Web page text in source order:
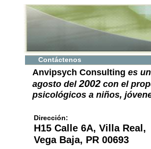
Anvipsych Consulting es
agosto del2002 con el
psicológicos a niños,
Dirección:
H15 Calle 6A, Villa Real,
Vega Baja, PR 00693
Contáctenos